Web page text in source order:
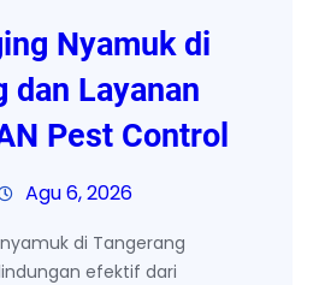
Nyamuk di
dan Layanan
Pest Control
Agu 6, 2026
di Tangerang
efektif dari